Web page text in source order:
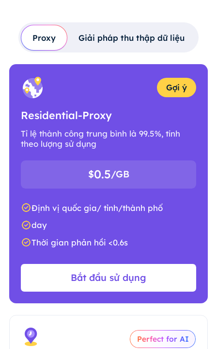
Proxy Giải pháp thu thập dữ liệu
Gợi ý
Residential-Proxy
Tỉ lệ thành công trung bình là 99.5%, tính
theo lượng sử dụng
$0.5/GB
Định vị quốc gia/ tỉnh/thành phố
day
Thời gian phản hồi <0.6s
Bắt đầu sử dụng
Perfect for AI